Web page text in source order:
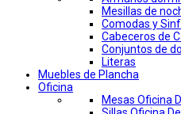
Mesillas de
Comodas y
Cabeceros de
Conjuntos de
Literas
Muebles de Plancha
Oficina
Mesas Oficina